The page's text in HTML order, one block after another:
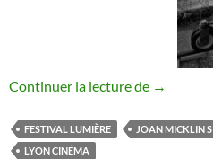
Continuer la lecture de Festival
→
FESTIVAL LUMIÈRE JOAN MICKLIN
LYON CINÉMA